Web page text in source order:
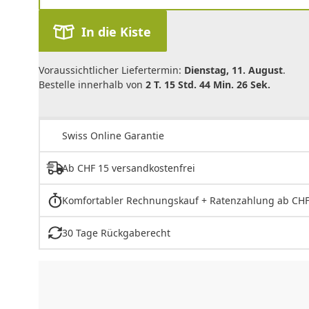
In die Kiste
Voraussichtlicher Liefertermin: Dienstag, 11. August.
Bestelle innerhalb von 2 T. 15 Std. 44 Min. 26 Sek.
Swiss Online Garantie
Ab CHF 15 versandkostenfrei
Komfortabler Rechnungskauf + Ratenzahlung ab
30 Tage Rückgaberecht